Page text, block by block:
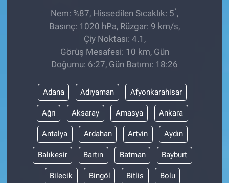
Nem: %87, Hissedilen Sıcaklık: 5°,
Basınç: 1020 hPa, Rüzgar: 9 km/s,
Çiy Noktası: 4.1,
Görüş Mesafesi: 10 km, Gün
Doğumu: 6:27, Gün Batımı: 18:26
Adana Adıyaman Afyonkarahisar
Ağrı Aksaray Amasya Ankara
Antalya Ardahan Artvin Aydın
Balıkesir Bartın Batman Bayburt
Bilecik Bingöl Bitlis Bolu